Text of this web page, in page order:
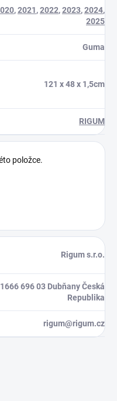
,2021,2022,2023,2024,
2025
Guma
121 x 48 x 1,5cm
RIGUM
položce.
Rigum s.r.o.
696 03 Dubňany Česká
Republika
rigum@rigum.cz